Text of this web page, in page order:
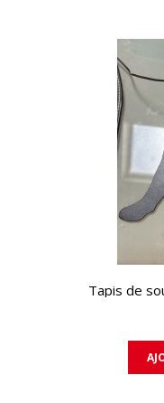
Tapis de